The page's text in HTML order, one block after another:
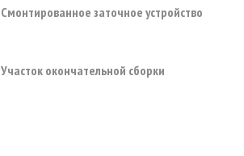
Смонтированное заточное устройство
Участок окончательной сборки